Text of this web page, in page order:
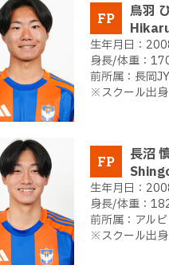
鳥羽
FP
長岡
※スクール出身
長沼
FP
アル
※スクール出身